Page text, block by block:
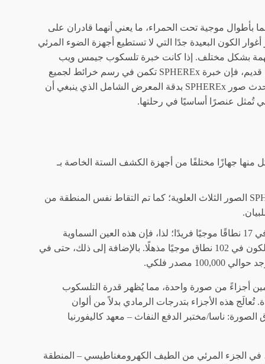
موجية تحت الحمراء، ما يعني أنهما قادران على
الكون البعيدة جدًا التي لا تستطيع أجهزة الضوء المرئي
المهمة بشكل مختلف. إذا كانت خبرة تلسكوب جيمس ويب
الفضائي تكمن في فك رموز تعقيدات نجم قديم، فإن خبرة SPHEREx تكمن في رسم خرائط لجميع
الأشياء المحيطة به. وللإنصاف، لا تُوضح أحدث صور SPHEREx بدقة المعرض الشامل الذي ينبغي أن
تُمثل عنصرًا أساسيًا في رحلتها.
منها جهازًا مختلفًا من أجهزة الكشف الستة الخاصة بـ
"يغطي مجال الرؤية الكامل لجهاز SPHEREx الصور الثلاث العلوية؛ كما تم التقاط نفس المنطقة من
كل كاشف مسؤول عن كشف معلومات في 17 نطاقًا موجيًا فريدًا؛ لذا، فإن هذه العين السماوية
بالأشعة تحت الحمراء قادرة على دراسة الكون في 102 نطاق موجيًا مذهلًا. بالإضافة إلى ذلك، حتى في
مصدر فلكي.
أجزاءً من صورة واحدة، مما يُظهر قدرة التلسكوب
تُعالَج هذه الأجزاء بتدرجات الرمادي بدلاً من ألوان
الصورة: ناسا/مختبر الدفع النفاث – معهد كاليفورنيا
في الجزء المرئي من الطيف الكهرومغناطيسي – المنطقة